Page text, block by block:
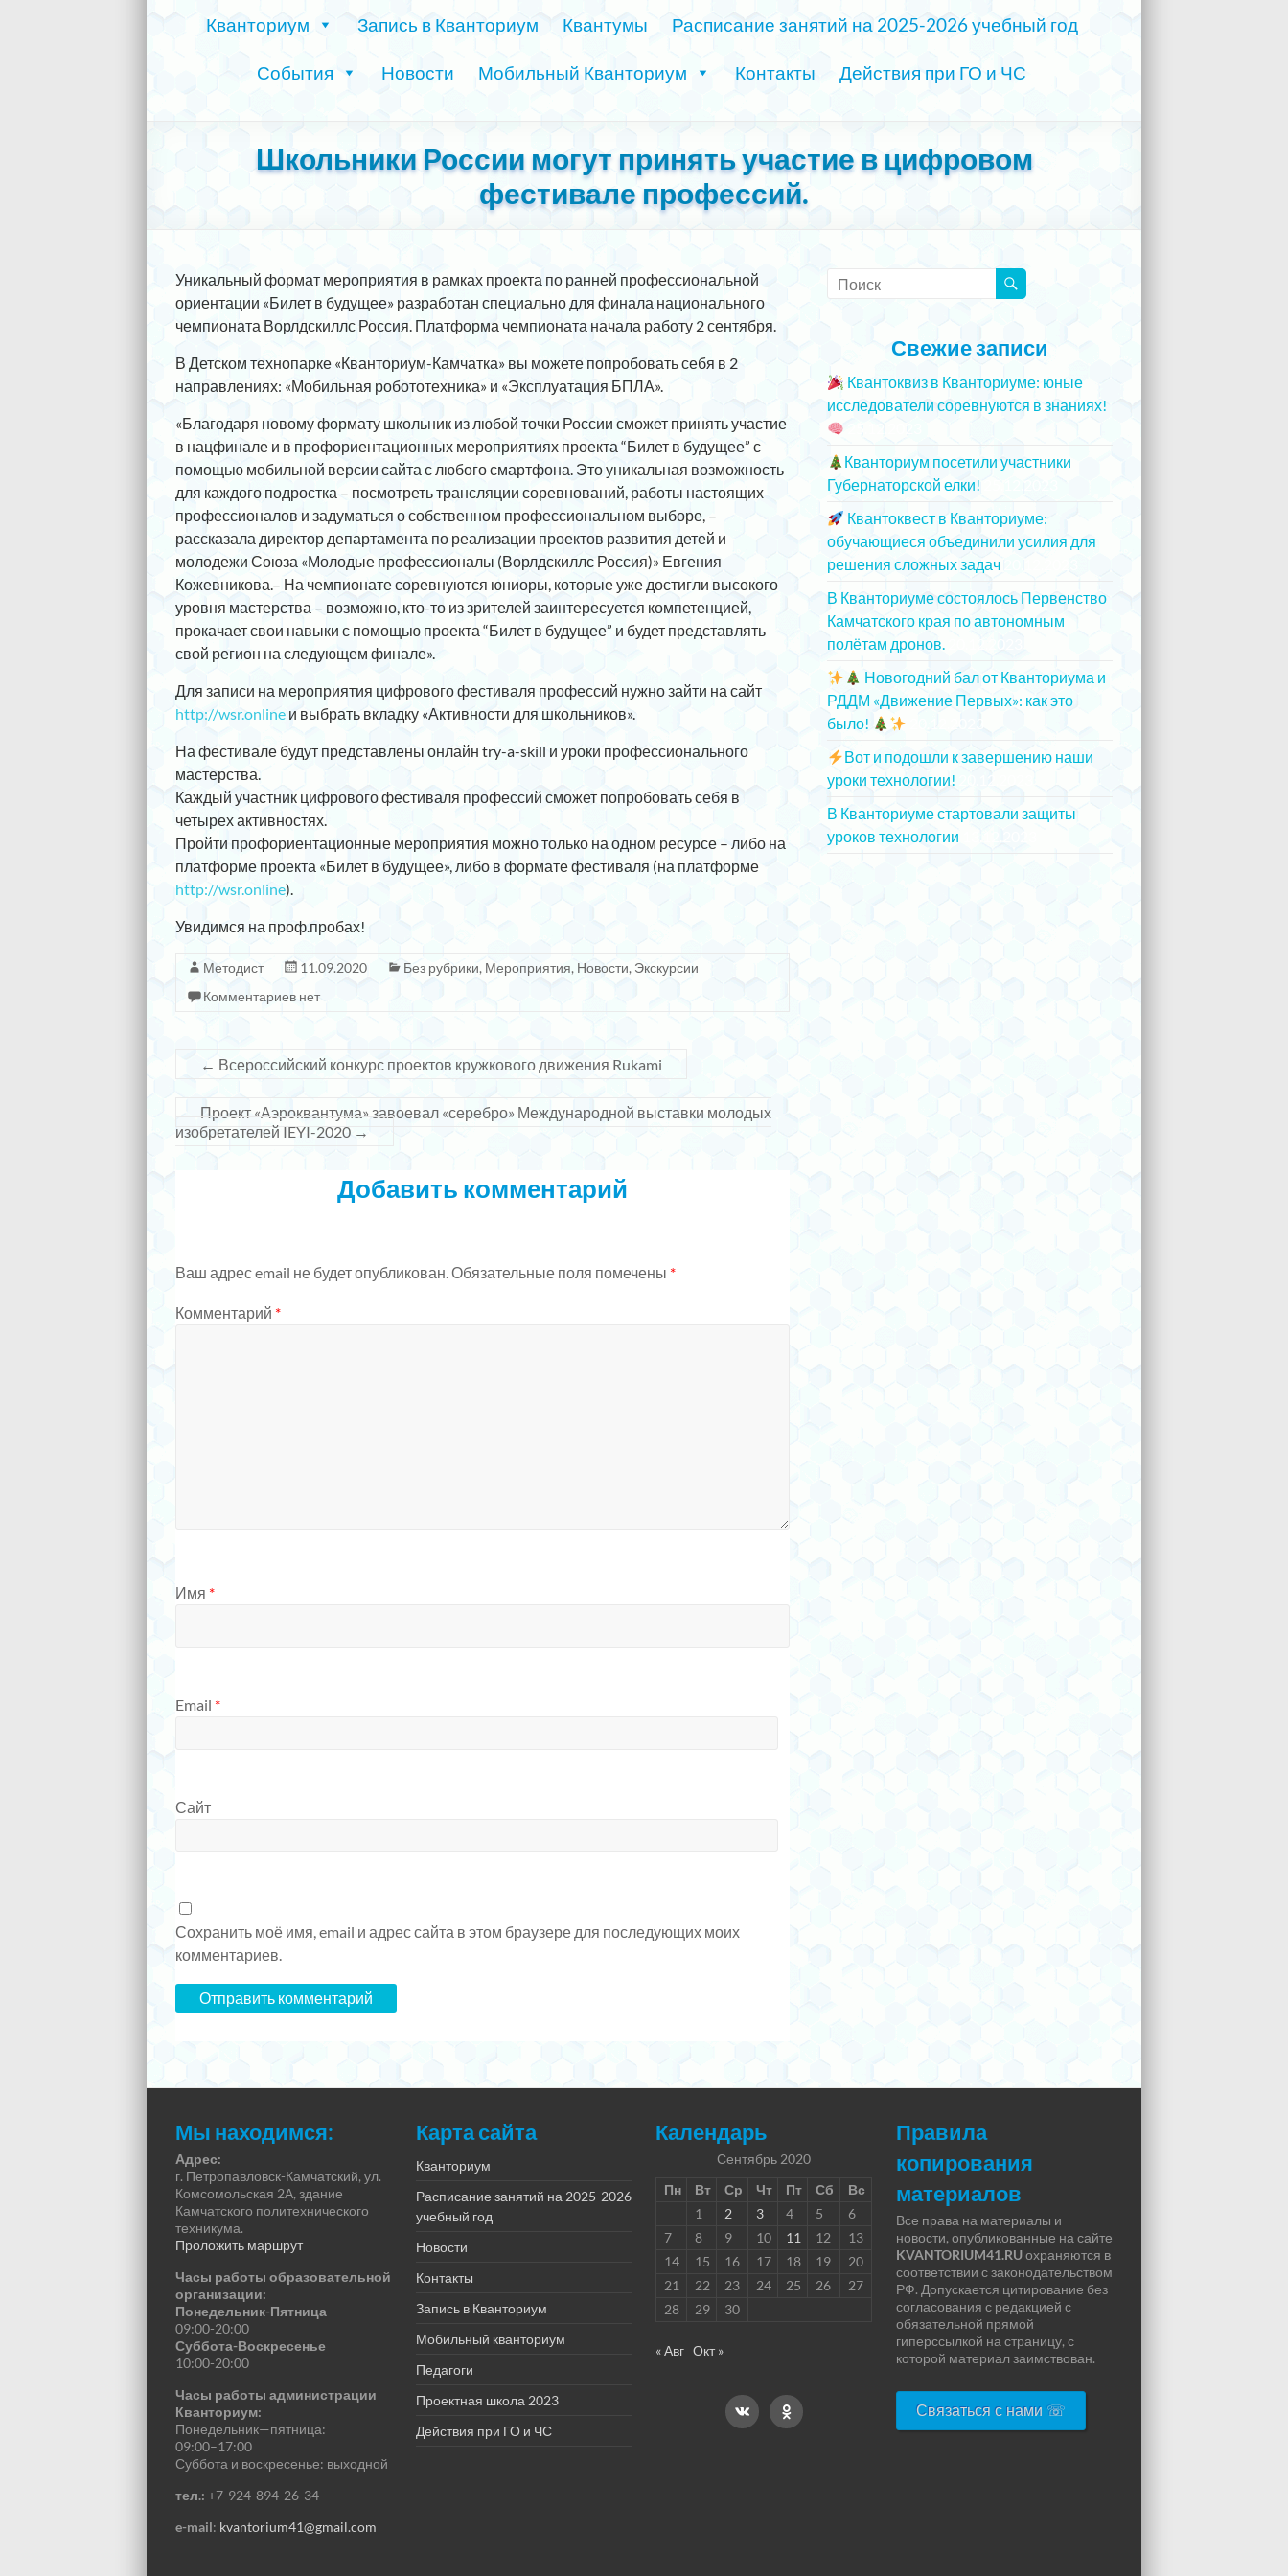
Кванториум Запись в Кванториум Квантумы Расписание занятий на 2025-2026 учебный год
События Новости Мобильный Кванториум Контакты Действия при ГО и ЧС
Школьники России могут принять участие в цифровом
фестивале профессий.
Уникальный формат мероприятия в рамках проекта по ранней профессиональной
ориентации «Билет в будущее» разработан специально для финала национального
чемпионата Ворлдскиллс Россия. Платформа чемпионата начала работу 2 сентября.
В Детском технопарке «Кванториум-Камчатка» вы можете попробовать себя в 2
направлениях: «Мобильная робототехника» и «Эксплуатация БПЛА».
«Благодаря новому формату школьник из любой точки России сможет принять участие
в нацфинале и в профориентационных мероприятиях проекта “Билет в будущее” с
помощью мобильной версии сайта с любого смартфона. Это уникальная возможность
для каждого подростка – посмотреть трансляции соревнований, работы настоящих
профессионалов и задуматься о собственном профессиональном выборе, –
рассказала директор департамента по реализации проектов развития детей и
молодежи Союза «Молодые профессионалы (Ворлдскиллс Россия)» Евгения
Кожевникова.– На чемпионате соревнуются юниоры, которые уже достигли высокого
уровня мастерства – возможно, кто-то из зрителей заинтересуется компетенцией,
прокачает свои навыки с помощью проекта “Билет в будущее” и будет представлять
свой регион на следующем финале».
Для записи на мероприятия цифрового фестиваля профессий нужно зайти на сайт
http://wsr.online и выбрать вкладку «Активности для школьников».
На фестивале будут представлены онлайн try-a-skill и уроки профессионального
мастерства.
Каждый участник цифрового фестиваля профессий сможет попробовать себя в
четырех активностях.
Пройти профориентационные мероприятия можно только на одном ресурсе – либо на
платформе проекта «Билет в будущее», либо в формате фестиваля (на платформе
http://wsr.online).
Увидимся на проф.пробах!
Методист 11.09.2020 Без рубрики, Мероприятия, Новости, Экскурсии
Комментариев нет
← Всероссийский конкурс проектов кружкового движения Rukami
Проект «Аэроквантума» завоевал «серебро» Международной выставки молодых
изобретателей IEYI-2020 →
Добавить комментарий
Ваш адрес email не будет опубликован.Обязательные поля помечены *
Комментарий *
Имя *
Email *
Сайт
Сохранить моё имя, email и адрес сайта в этом браузере для последующих моих
комментариев.
Свежие записи
Квантоквиз в Кванториуме: юные
исследователи соревнуются в знаниях!
Кванториум посетили участники
Губернаторской елки!
Квантоквест в Кванториуме:
обучающиеся объединили усилия для
решения сложных задач
В Кванториуме состоялось Первенство
Камчатского края по автономным
полётам дронов.
Новогодний бал от Кванториума и
РДДМ «Движение Первых»: как это
было!
Вот и подошли к завершению наши
уроки технологии!
В Кванториуме стартовали защиты
уроков технологии
Мы находимся:
Адрес:
г. Петропавловск-Камчатский, ул.
Комсомольская 2А, здание
Камчатского политехнического
техникума.
Проложить маршрут
Часы работы образовательной
организации:
Понедельник-Пятница
09:00-20:00
Суббота-Воскресенье
10:00-20:00
Часы работы администрации
Кванториум:
Понедельник—пятница:
09:00–17:00
Суббота и воскресенье: выходной
тел.: +7-924-894-26-34
e-mail: kvantorium41@gmail.com
Карта сайта
Кванториум
Расписание занятий на 2025-2026
учебный год
Новости
Контакты
Запись в Кванториум
Мобильный кванториум
Педагоги
Проектная школа 2023
Действия при ГО и ЧС
Календарь
Сентябрь 2020
Пн
Вт Ср Чт Пт Сб
Вс
1
2 3 4 5
6
7
8 9 10 11 12
13
14
15 16 17 18 19
20
21
22 23 24 25 26
27
28
29 30
« Авг Окт »
Правила
копирования
материалов
Все права на материалы и
новости, опубликованные на сайте
KVANTORIUM41.RUохраняются в
соответствии с законодательством
РФ. Допускается цитирование без
согласования с редакцией с
обязательной прямой
гиперссылкой на страницу, с
которой материал заимствован.
Связаться с нами ☏